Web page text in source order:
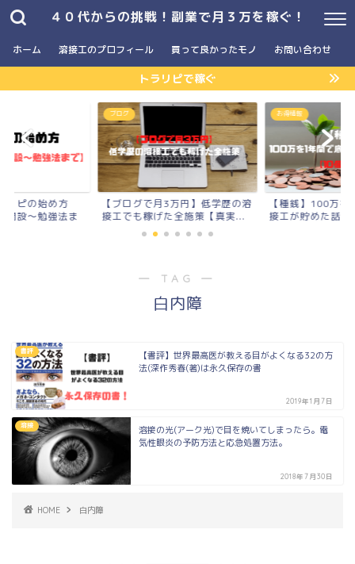
４０代からの挑戦！副業で月３万を稼ぐ！
ホーム 溶接工のプロフィール 買って良かったモノ お問い合わせ
トラリピで稼ぐ
リピの始め方
開設〜勉強法ま
ブログ
【ブログで月3万円】低学歴の溶
接工でも稼げた全施策【真実...
お得情報
【種銭】100万
接工が貯めた話
― TAG ―
白内障
書評
【書評】世界最高医が教える目がよくなる32の方
法(深作秀春(著)は永久保存の書
2019年1月7日
溶接
溶接の光(アーク光)で目を焼いてしまったら。電
気性眼炎の予防方法と応急処置方法。
2018年7月30日
HOME 白内障